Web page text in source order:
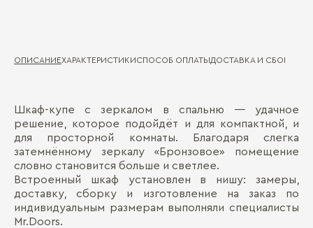
ОПИСАНИЕХАРАКТЕРИСТИКИСПОСОБ ОПЛАТЫДОСТАВКА И СБОРКА
Шкаф-купе с зеркалом в спальню — удачное
решение, которое подойдёт и для компактной, и
для просторной комнаты. Благодаря слегка
затемнённому зеркалу «Бронзовое» помещение
словно становится больше и светлее.
Встроенный шкаф установлен в нишу: замеры,
доставку, сборку и изготовление на заказ по
индивидуальным размерам выполняли специалисты
Mr.Doors.